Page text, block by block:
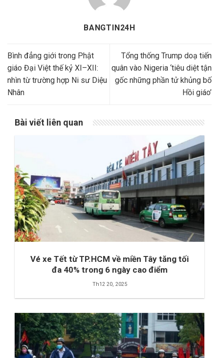
BANGTIN24H
Bình đẳng giới trong Phật
giáo Đại Việt thế kỷ XI–XII:
nhìn từ trường hợp Ni sư Diệu
Nhân
Tổng thống Trump doạ tiến
quân vào Nigeria ‘tiêu diệt tận
gốc những phần tử khủng bố
Hồi giáo’
Bài viết liên quan
Vé xe Tết từ TP.HCM về miền Tây tăng tối
đa 40% trong 6 ngày cao điểm
Th12 20, 2025